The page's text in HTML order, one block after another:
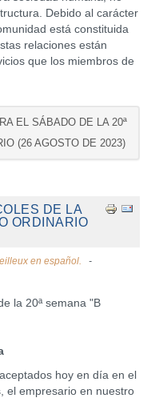
Debido al carácter
está constituida
relaciones están
que los miembros de
EL SÁBADO DE LA 20ª
(26 AGOSTO DE 2023)
DE LA
ORDINARIO
en español.
la 20ª semana "B
hoy en día en el
el empresario en nuestro